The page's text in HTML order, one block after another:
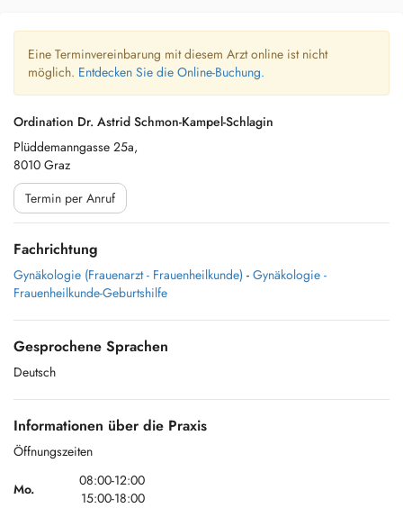
Eine Terminvereinbarung mit diesem Arzt online ist nicht
möglich. Entdecken Sie die Online-Buchung.
Ordination Dr. Astrid Schmon-Kampel-Schlagin
Plüddemanngasse 25a,
8010 Graz
Termin per Anruf
Fachrichtung
Gynäkologie (Frauenarzt - Frauenheilkunde) - Gynäkologie -
Frauenheilkunde-Geburtshilfe
Gesprochene Sprachen
Deutsch
Informationen über die Praxis
Öffnungszeiten
Mo.
08:00-12:00
15:00-18:00